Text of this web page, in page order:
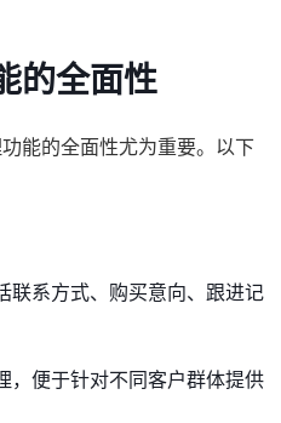
的全面性
能的全面性尤为重要。以下
联系方式、购买意向、跟进记
，便于针对不同客户群体提供